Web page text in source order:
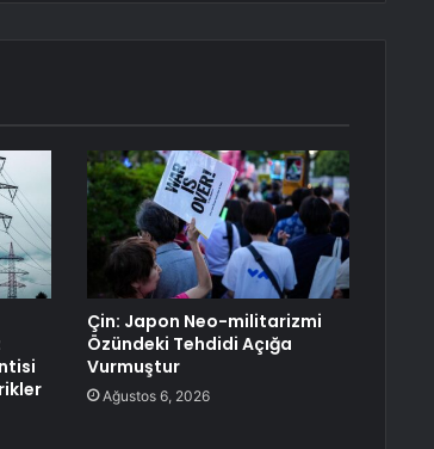
Çin: Japon Neo-militarizmi
Özündeki Tehdidi Açığa
Vurmuştur
Ağustos 6, 2026